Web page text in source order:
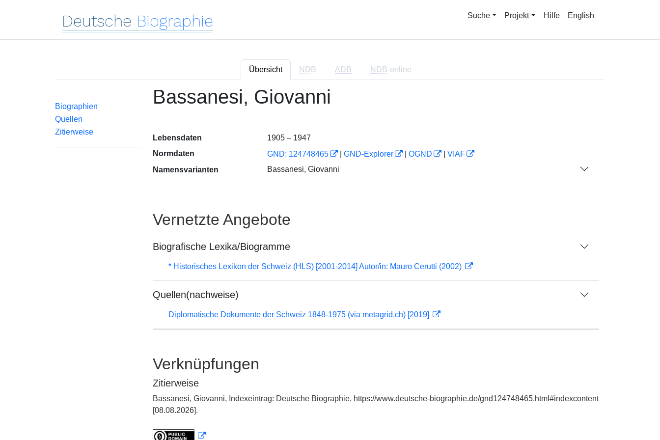
Deutsche Biographie Suche Projekt Hilfe English
Übersicht NDB ADB NDB-online
Biographien
Quellen
Zitierweise
Bassanesi, Giovanni
Lebensdaten
1905 – 1947
Normdaten
GND: 124748465 GND-Explorer OGND
VIAF
Namensvarianten
Bassanesi, Giovanni
Vernetzte Angebote
Biografische Lexika/Biogramme
* Historisches Lexikon der Schweiz (HLS) [2001-2014] Autor/in: Mauro Cerutti (2002)
Quellen(nachweise)
Diplomatische Dokumente der Schweiz 1848-1975 (via metagrid.ch) [2019]
Verknüpfungen
Zitierweise
Bassanesi, Giovanni, Indexeintrag: Deutsche Biographie, https://www.deutsche-biographie.de/gnd124748465.html#indexcontent
[08.08.2026].